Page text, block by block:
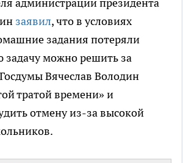
заявил, что в условиях
задания потеряли
можно решить за
Вячеслав Володин
тратой времени» и
отмену из-за высокой